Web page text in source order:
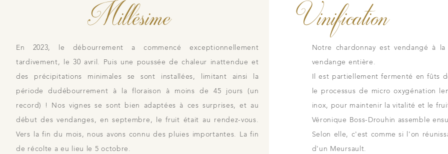
Millésime
En 2023, le débourrement a commencé exceptionnellement
tardivement, le 30 avril. Puis une poussée de chaleur inattendue et
des précipitations minimales se sont installées, limitant ainsi la
période dudébourrement à la floraison à moins de 45 jours (un
record) ! Nos vignes se sont bien adaptées à ces surprises, et au
début des vendanges, en septembre, le fruit était au rendez-vous.
Vers la fin du mois, nous avons connu des pluies importantes. La fin
de récolte a eu lieu le 5 octobre.
Vinification
Notre chardonnay est vendangé à
vendange entière.
Il est partiellement fermenté en fûts
le processus de micro oxygénation
inox, pour maintenir la vitalité et le
Véronique Boss-Drouhin assemble
Selon elle, c'est comme si l'on
d'un Meursault.